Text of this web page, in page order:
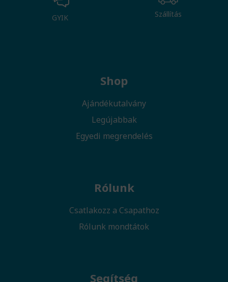
GYIK Szállítás
Shop
Ajándékutalvány
Legújabbak
Egyedi megrendelés
Rólunk
Csatlakozz a Csapathoz
Rólunk mondtátok
Segítség